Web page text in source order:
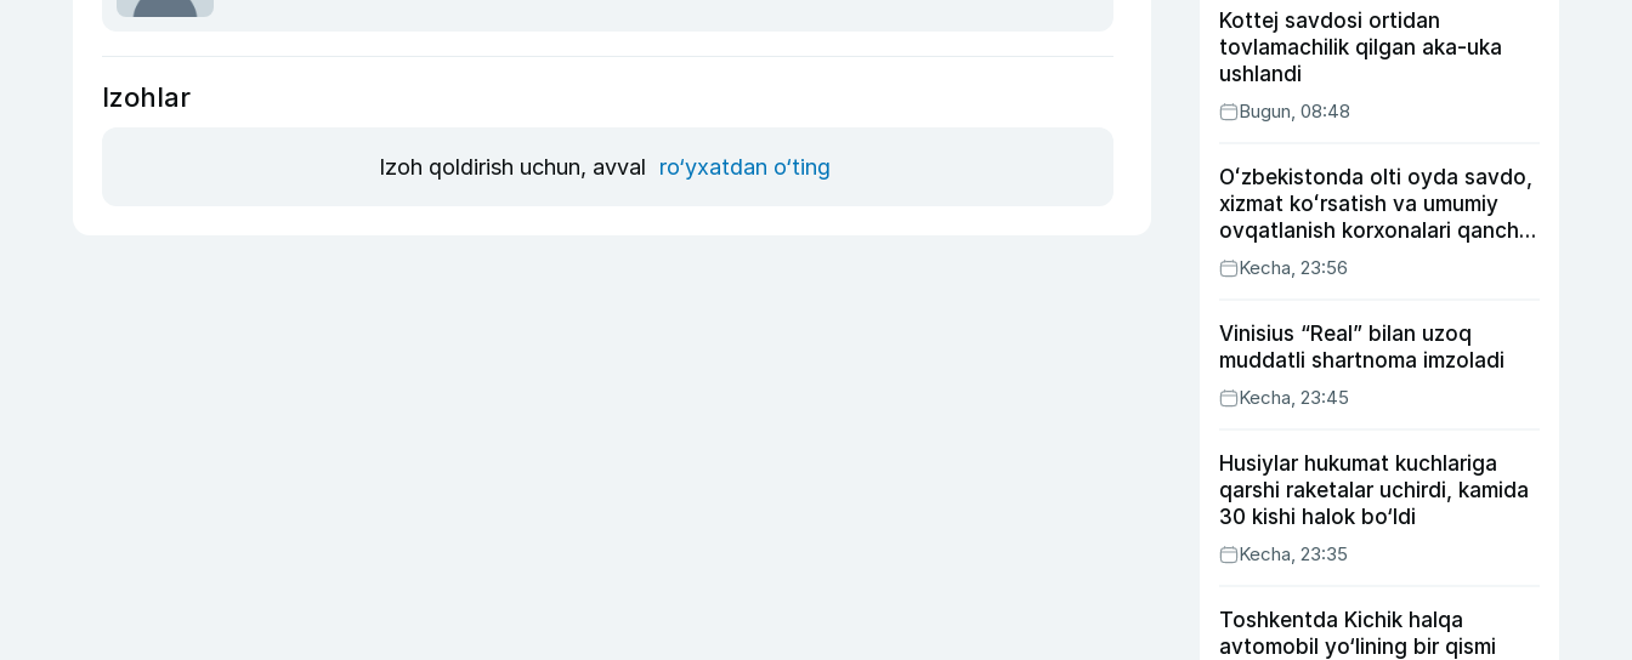
Izohlar
Izoh qoldirish uchun, avval ro‘yxatdan o‘ting
Kottej savdosi ortidan
tovlamachilik qilgan aka-uka
ushlandi
Bugun, 08:48
Oʻzbekistonda olti oyda savdo,
xizmat koʻrsatish va umumiy
ovqatlanish korxonalari qancha
soliq toʻlagani ochiqlandi
Kecha, 23:56
Vinisius “Real” bilan uzoq
muddatli shartnoma imzoladi
Kecha, 23:45
Husiylar hukumat kuchlariga
qarshi raketalar uchirdi, kamida
30 kishi halok bo‘ldi
Kecha, 23:35
Toshkentda Kichik halqa
avtomobil yo‘lining bir qismi